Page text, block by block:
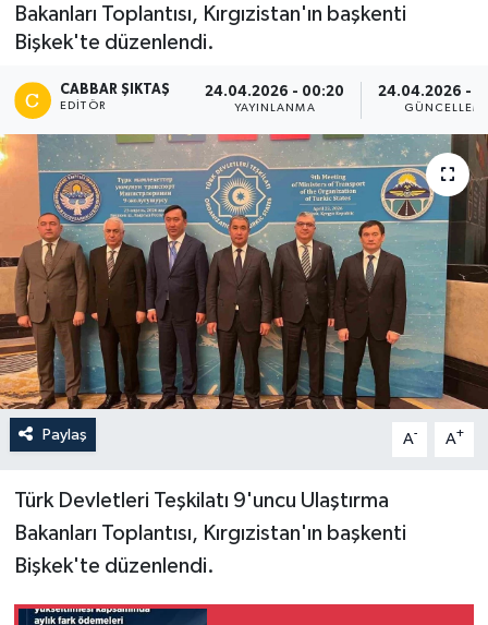
Bakanları Toplantısı, Kırgızistan'ın başkenti
Bişkek'te düzenlendi.
CABBAR ŞIKTAŞ
EDITÖR
24.04.2026 - 00:20
YAYINLANMA
24.04.2026 -
Paylaş A- A+
Türk Devletleri Teşkilatı 9'uncu Ulaştırma
Bakanları Toplantısı, Kırgızistan'ın başkenti
Bişkek'te düzenlendi.